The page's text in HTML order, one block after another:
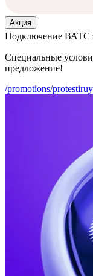
Акция
Подключение ВАТС
Специальные
предложение!
/promotions/